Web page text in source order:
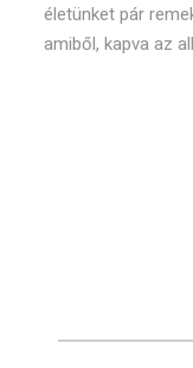
életünket pár
amiből, kapva az